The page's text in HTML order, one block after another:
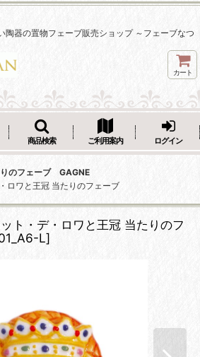
陶器の置物フェーブ販売ショップ ～フェーブなつ
カート
商品検索 ご利用案内 ログイン
のフェーブ GAGNE
ロワと王冠 当たりのフェーブ
ット・デ・ロワと王冠 当たりのフ
L]